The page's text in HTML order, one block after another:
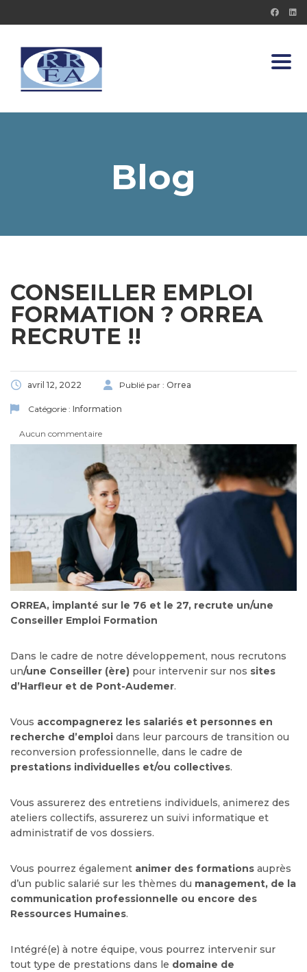
Blog
CONSEILLER EMPLOI
FORMATION ? ORREA
RECRUTE !!
avril 12, 2022 Publié par : Orrea
Catégorie : Information
Aucun commentaire
ORREA, implanté sur le 76 et le 27, recrute un/une
Conseiller Emploi Formation
Dans le cadre de notre développement, nous recrutons
un/une Conseiller (ère) pour intervenir sur nos sites
d’Harfleur et de Pont-Audemer.
Vous accompagnerez les salariés et personnes en
recherche d’emploi dans leur parcours de transition ou
reconversion professionnelle, dans le cadre de
prestations individuelles et/ou collectives.
Vous assurerez des entretiens individuels, animerez des
ateliers collectifs, assurerez un suivi informatique et
administratif de vos dossiers.
Vous pourrez également animer des formations auprès
d’un public salarié sur les thèmes du management, de la
communication professionnelle ou encore des
Ressources Humaines.
Intégré(e) à notre équipe, vous pourrez intervenir sur
tout type de prestations dans le domaine de